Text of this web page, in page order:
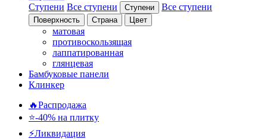
Ступени Все ступени Ступени Все ступени
Поверхность Страна Цвет
матовая
противоскользящая
лаппатированная
глянцевая
Бамбуковые панели
Клинкер
🔥Распродажа
⭐-40% на плитку
⚡️Ликвидация